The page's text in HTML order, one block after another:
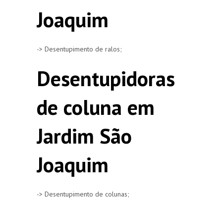
Joaquim
-> Desentupimento de ralos;
Desentupidoras
de coluna em
Jardim São
Joaquim
-> Desentupimento de colunas;